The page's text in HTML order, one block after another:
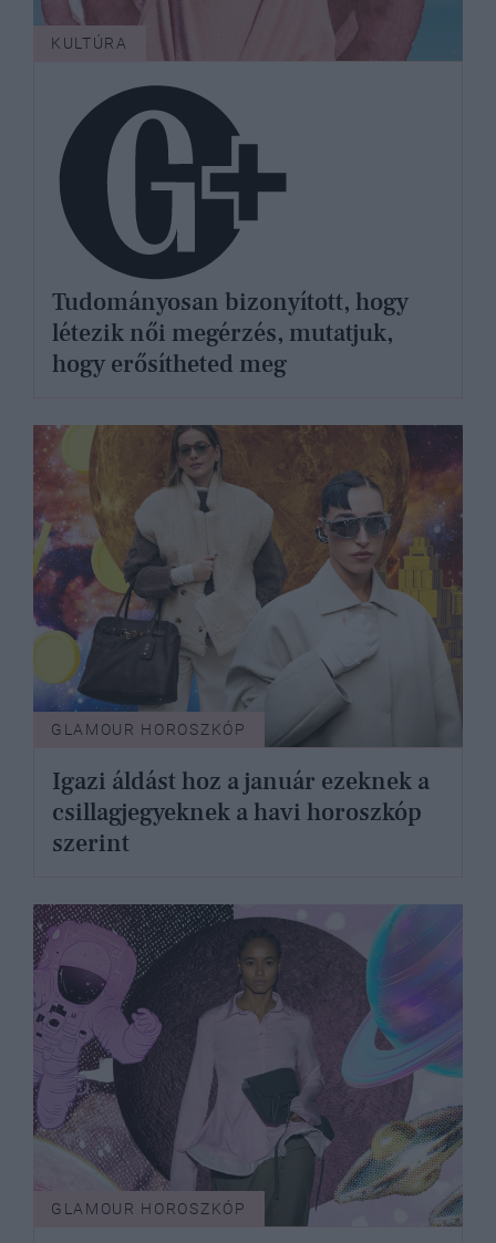
KULTÚRA
Tudományosan bizonyított, hogy
létezik női megérzés, mutatjuk,
hogy erősítheted meg
GLAMOUR HOROSZKÓP
Igazi áldást hoz a január ezeknek a
csillagjegyeknek a havi horoszkóp
szerint
GLAMOUR HOROSZKÓP